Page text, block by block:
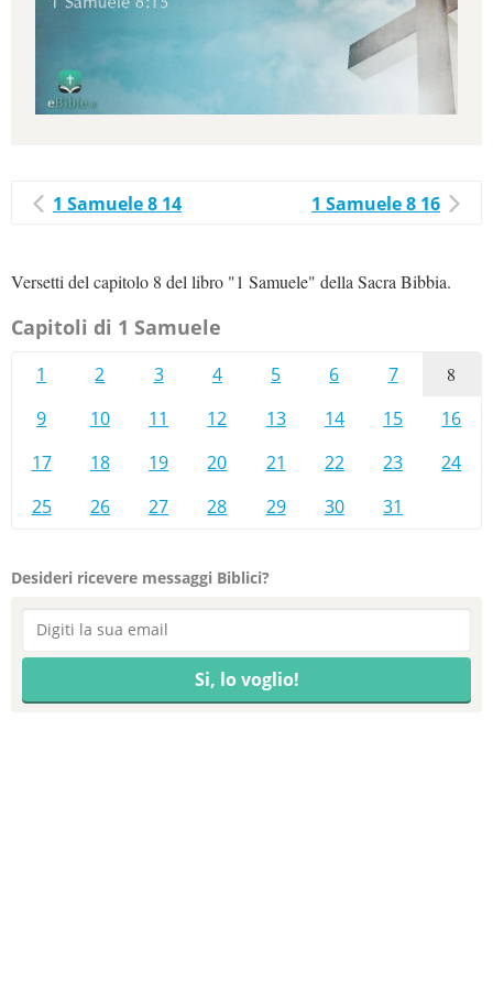
1 Samuele 8 14 1 Samuele 8 16
Versetti del capitolo 8 del libro "1 Samuele" della Sacra Bibbia.
Capitoli di 1 Samuele
1 2 3 4 5 6 7 8
9 10 11 12 13 14 15
16
17
18 19 20 21 22 23
24
25
26 27 28 29 30 31
Desideri ricevere messaggi Biblici?